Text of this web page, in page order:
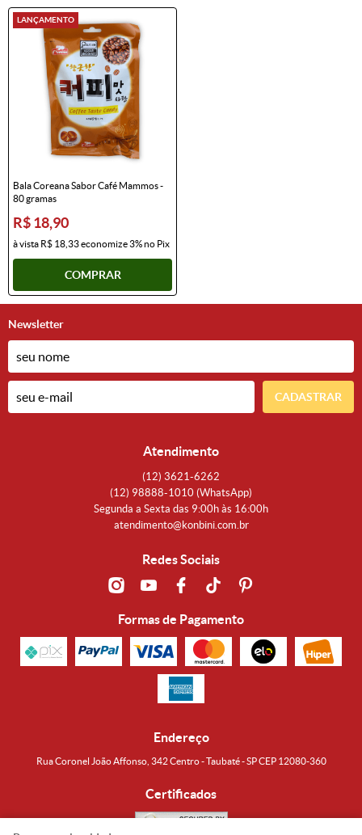
LANÇAMENTO
Bala Coreana Sabor Café Mammos -
80 gramas
R$ 18,90
à vista R$ 18,33economize3%no Pix
COMPRAR
Newsletter
CADASTRAR
Atendimento
(12) 3621-6262
(12) 98888-1010 (WhatsApp)
Segunda a Sexta das 9:00h às 16:00h
atendimento@konbini.com.br
Redes Sociais
Formas de Pagamento
Endereço
Rua Coronel João Affonso, 342 Centro - Taubaté - SP CEP 12080-360
Certificados